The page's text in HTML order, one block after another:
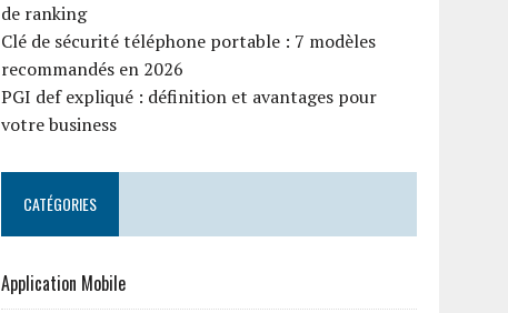
de ranking
Clé de sécurité téléphone portable : 7 modèles
recommandés en 2026
PGI def expliqué : définition et avantages pour
votre business
CATÉGORIES
Application Mobile